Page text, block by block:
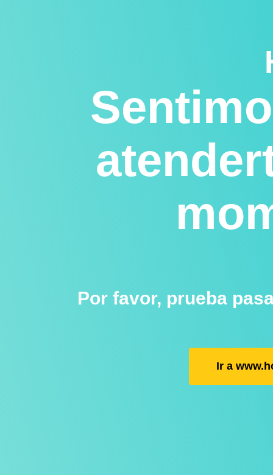
Por favor, prueba
Ir a